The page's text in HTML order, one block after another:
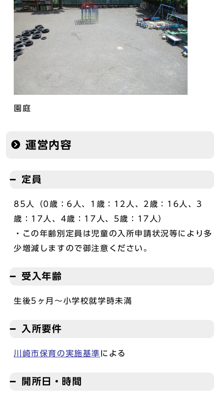
園庭
運営内容
定員
85人（0歳：6人、1歳：12人、2歳：16人、3
歳：17人、4歳：17人、5歳：17人）
・この年齢別定員は児童の入所申請状況等により多
少増減しますので御注意ください。
受入年齢
生後5ヶ月～小学校就学時未満
入所要件
川崎市保育の実施基準 による
開所日・時間